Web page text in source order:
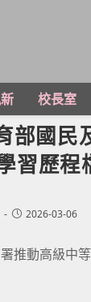
校長室
部國
習歷程
Post2026-03-06
推動高級中